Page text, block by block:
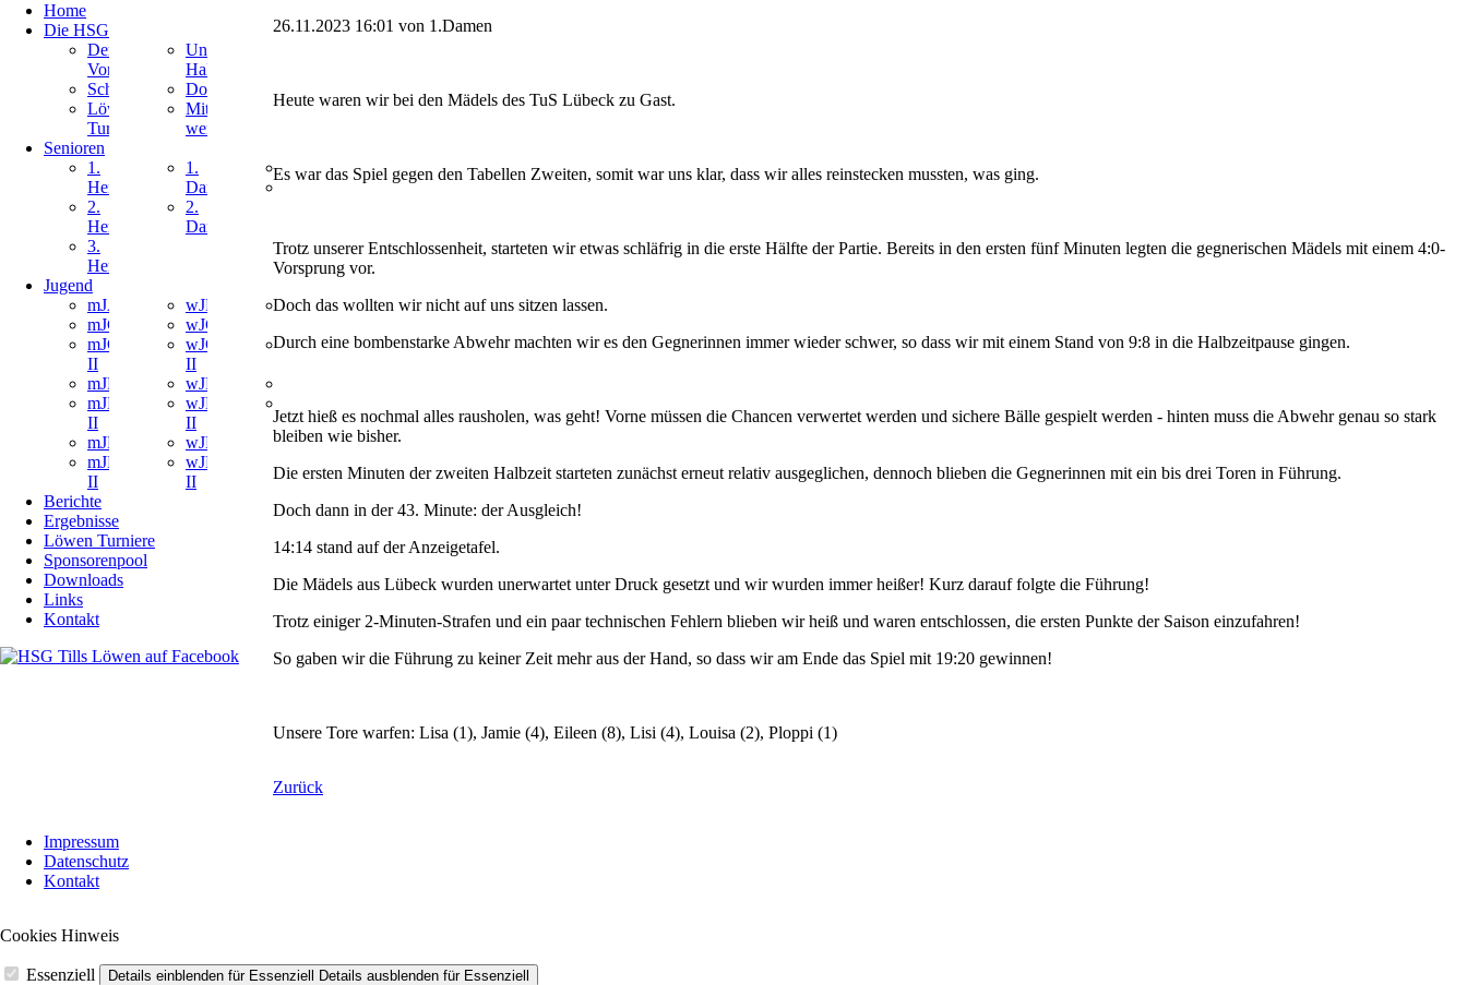
26.11.2023 16:01 von 1.Damen
Heute waren wir bei den Mädels des TuS Lübeck zu Gast.
Es war das Spiel gegen den Tabellen Zweiten, somit war uns klar, dass wir alles reinstecken mussten, was ging.
Trotz unserer Entschlossenheit, starteten wir etwas schläfrig in die erste Hälfte der Partie. Bereits in den ersten fünf Minuten legten die gegnerischen Mädels mit einem 4:0-
Vorsprung vor.
Doch das wollten wir nicht auf uns sitzen lassen.
Durch eine bombenstarke Abwehr machten wir es den Gegnerinnen immer wieder schwer, so dass wir mit einem Stand von 9:8 in die Halbzeitpause gingen.
Jetzt hieß es nochmal alles rausholen, was geht! Vorne müssen die Chancen verwertet werden und sichere Bälle gespielt werden - hinten muss die Abwehr genau so stark
bleiben wie bisher.
Die ersten Minuten der zweiten Halbzeit starteten zunächst erneut relativ ausgeglichen, dennoch blieben die Gegnerinnen mit ein bis drei Toren in Führung.
Doch dann in der 43. Minute: der Ausgleich!
14:14 stand auf der Anzeigetafel.
Die Mädels aus Lübeck wurden unerwartet unter Druck gesetzt und wir wurden immer heißer! Kurz darauf folgte die Führung!
Trotz einiger 2-Minuten-Strafen und ein paar technischen Fehlern blieben wir heiß und waren entschlossen, die ersten Punkte der Saison einzufahren!
So gaben wir die Führung zu keiner Zeit mehr aus der Hand, so dass wir am Ende das Spiel mit 19:20 gewinnen!
Unsere Tore warfen: Lisa (1), Jamie (4), Eileen (8), Lisi (4), Louisa (2), Ploppi (1)
Zurück
überspringen
Home
Die HSG
Navigation
überspringen
Der
Vorstand
Schiedsrichter
Löwen
Turniere
Navigation
überspringen
Unsere
Hallen
Downloads
Mitglied
werden
Senioren
Navigation
überspringen
1.
Herren
2.
Herren
3.
Herren
Navigation
überspringen
1.
Damen
2.
Damen
Navigation
überspringen
Ballsportgruppe
Jugend
Navigation
überspringen
mJA
mJC
mJC
II
mJD
mJD
II
mJE
mJE
II
Navigation
überspringen
wJB
wJC
wJC
II
wJD
wJD
II
wJE
wJE
II
NavigationMiniMix
MiniMix
Berichte
Ergebnisse
Löwen Turniere
Sponsorenpool
Downloads
Links
Kontakt
überspringen
Impressum
Datenschutz
Kontakt
Cookies Hinweis
Essenziell Details einblenden für Essenziell Details ausblenden für Essenziell